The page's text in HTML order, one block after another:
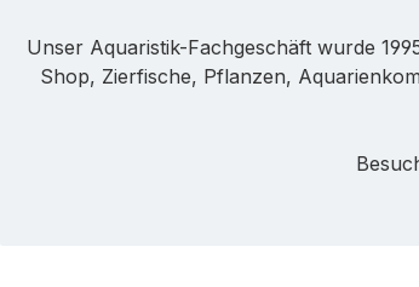
Unser Aquaristik-Fachgeschäft wurde
Shop, Zierfische, Pflanzen,